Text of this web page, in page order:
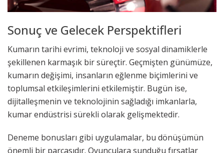
Sonuç ve Gelecek Perspektifleri
Kumarın tarihi evrimi, teknoloji ve sosyal dinamiklerle
şekillenen karmaşık bir süreçtir. Geçmişten günümüze,
kumarın değişimi, insanların eğlenme biçimlerini ve
toplumsal etkileşimlerini etkilemiştir. Bugün ise,
dijitalleşmenin ve teknolojinin sağladığı imkanlarla,
kumar endüstrisi sürekli olarak gelişmektedir.
Deneme bonusları gibi uygulamalar, bu dönüşümün
önemli bir parçasıdır. Oyunculara sunduğu fırsatlar